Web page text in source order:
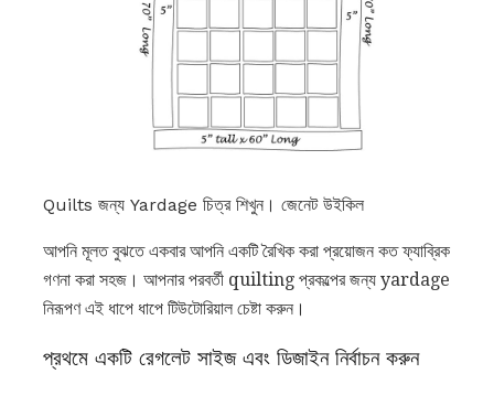
Quilts জন্য Yardage চিত্র শিখুন। জেনেট উইকিল
আপনি মূলত বুঝতে একবার আপনি একটি রৈখিক করা প্রয়োজন কত ফ্যাব্রিক
গণনা করা সহজ। আপনার পরবর্তী quilting প্রকল্পের জন্য yardage
নিরূপণ এই ধাপে ধাপে টিউটোরিয়াল চেষ্টা করুন।
প্রথমে একটি রেগলেট সাইজ এবং ডিজাইন নির্বাচন করুন